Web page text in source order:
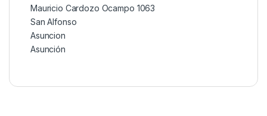
Mauricio Cardozo Ocampo 1063
San Alfonso
Asuncion
Asunción